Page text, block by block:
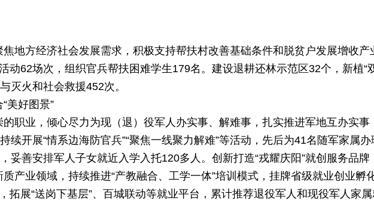
地方经济社会发展需求，积极支持帮扶村改善基础条件和脱贫户发展增收产
动62场次，组织官兵帮扶困难学生179名。建设退耕还林示范区32个，新植“
灭火和社会救援452次。
美好图景”
职业，倾心尽力为现（退）役军人办实事、解难事，扎实推进军地互办实事
续开展“情系边海防官兵”“聚焦一线聚力解难”等活动，先后为41名随军家属办
妥善安排军人子女就近入学入托120多人。创新打造“戎耀庆阳”就创服务品
产业领域，持续推进“产教融合、工学一体”培训模式，挂牌省级就业创业孵
拓展“送岗下基层”、百城联动等就业平台，累计推荐退役军人和现役军人家属